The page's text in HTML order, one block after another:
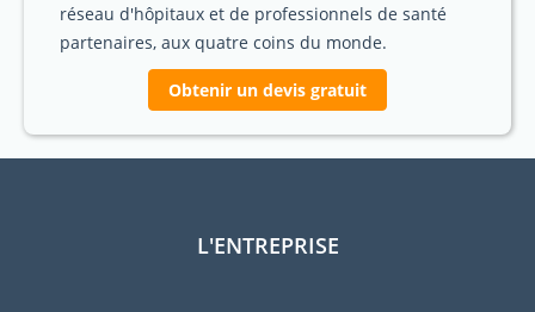
réseau d'hôpitaux et de professionnels de santé
partenaires, aux quatre coins du monde.
Obtenir un devis gratuit
L'ENTREPRISE